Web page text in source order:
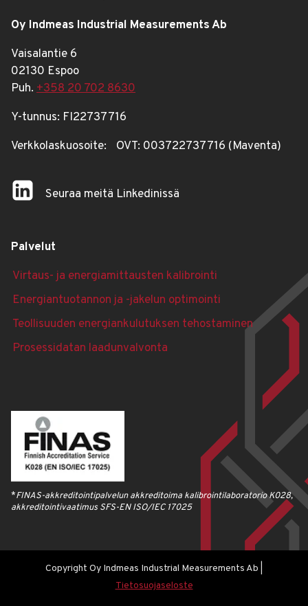
Oy Indmeas Industrial Measurements Ab
Vaisalantie 6
02130 Espoo
Puh. +358 20 702 8630
Y-tunnus: FI22737716
Verkkolaskuosoite: OVT: 003722737716 (Maventa)
Seuraa meitä Linkedinissä
Palvelut
Virtaus- ja energi­a­mittausten kalibrointi
Energian­tuotannon ja -jakelun optimointi
Teollisuuden energian­kulutuksen tehostaminen
Prosessi­datan laadun­valvonta
*FINAS-akkreditointipalvelun akkreditoima kalibrointilaboratorio K028,
akkreditointivaatimus SFS-EN ISO/IEC 17025
Copyright Oy Indmeas Industrial Measurements Ab |
Tietosuojaseloste